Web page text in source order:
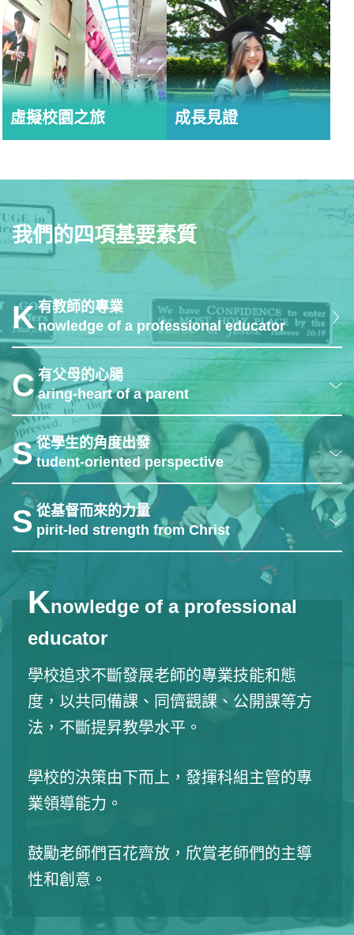
虛擬校園之旅 成長見證
我們的四項基要素質
K 有教師的專業
nowledge of a professional educator
C 有父母的心腸
aring-heart of a parent
S 從學生的角度出發
tudent-oriented perspective
S 從基督而來的力量
pirit-led strength from Christ
Knowledge of a professional
educator
學校追求不斷發展老師的專業技能和態
度，以共同備課、同儕觀課、公開課等方
法，不斷提昇教學水平。
學校的決策由下而上，發揮科組主管的專
業領導能力。
鼓勵老師們百花齊放，欣賞老師們的主導
性和創意。